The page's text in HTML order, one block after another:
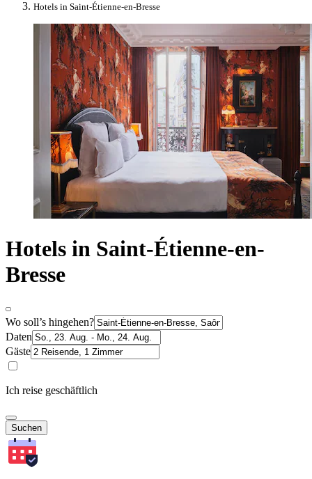
Hotels in Saint-Étienne-en-Bresse
Hotels in Saint-Étienne-en-
Bresse
Wo soll’s hingehen?
Daten
Gäste
Ich reise geschäftlich
Suchen